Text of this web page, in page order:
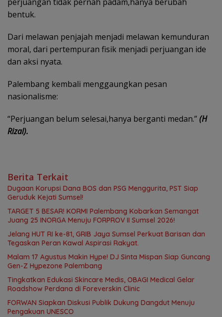
bentuk.
Dari melawan penjajah menjadi melawan kemunduran
moral, dari pertempuran fisik menjadi perjuangan ide
dan aksi nyata.
Palembang kembali menggaungkan pesan
nasionalisme:
“Perjuangan belum selesai,hanya berganti medan.”(H
Rizal).
Berita Terkait
Dugaan Korupsi Dana BOS dan PSG Menggurita, PST Siap
Geruduk Kejati Sumsel!
TARGET 5 BESAR! KORMI Palembang Kobarkan Semangat
Juang 25 INORGA Menuju FORPROV II Sumsel 2026!
Jelang HUT RI ke-81, GRIB Jaya Sumsel Perkuat Barisan dan
Tegaskan Peran Kawal Aspirasi Rakyat.
Malam 17 Agustus Makin Hype! DJ Sinta Mispan Siap Guncang
Gen-Z Hypezone Palembang
Tingkatkan Edukasi Skincare Medis, OBAGI Medical Gelar
Roadshow Perdana di Foreverskin Clinic
FORWAN Siapkan Diskusi Publik Dukung Dangdut Menuju
Pengakuan UNESCO